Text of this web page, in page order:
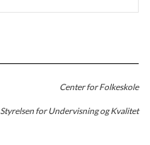
Center for Folkeskole
Styrelsen for Undervisning og Kvalitet